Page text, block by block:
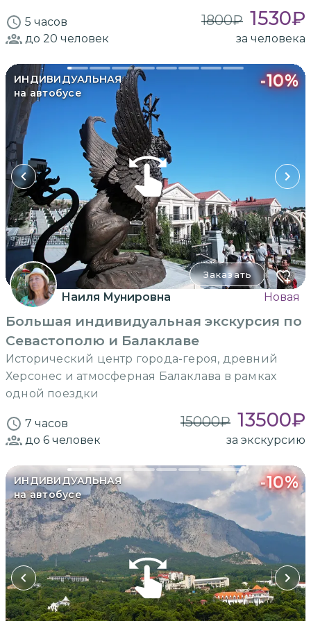
5 часов 1800₽ 1530₽
до 20 человек за человека
ИНДИВИДУАЛЬНАЯ
на автобусе
-10%
Заказать
Наиля Мунировна Новая
Большая индивидуальная экскурсия по
Севастополю и Балаклаве
Исторический центр города-героя, древний
Херсонес и атмосферная Балаклава в рамках
одной поездки
7 часов 15000₽ 13500₽
до 6 человек за экскурсию
ИНДИВИДУАЛЬНАЯ
на автобусе
-10%